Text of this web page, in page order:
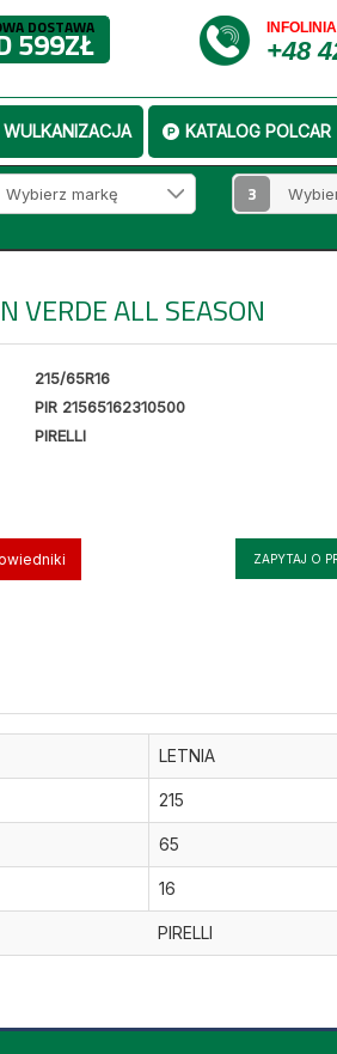
DOSTAWA
599ZŁ INFOLINIA
+48
WULKANIZACJA KATALOG POLCAR
3
VERDE ALL SEASON
215/65R16
PIR 21565162310500
PIRELLI
ZAPYTAJ O
LETNIA
215
65
16
PIRELLI